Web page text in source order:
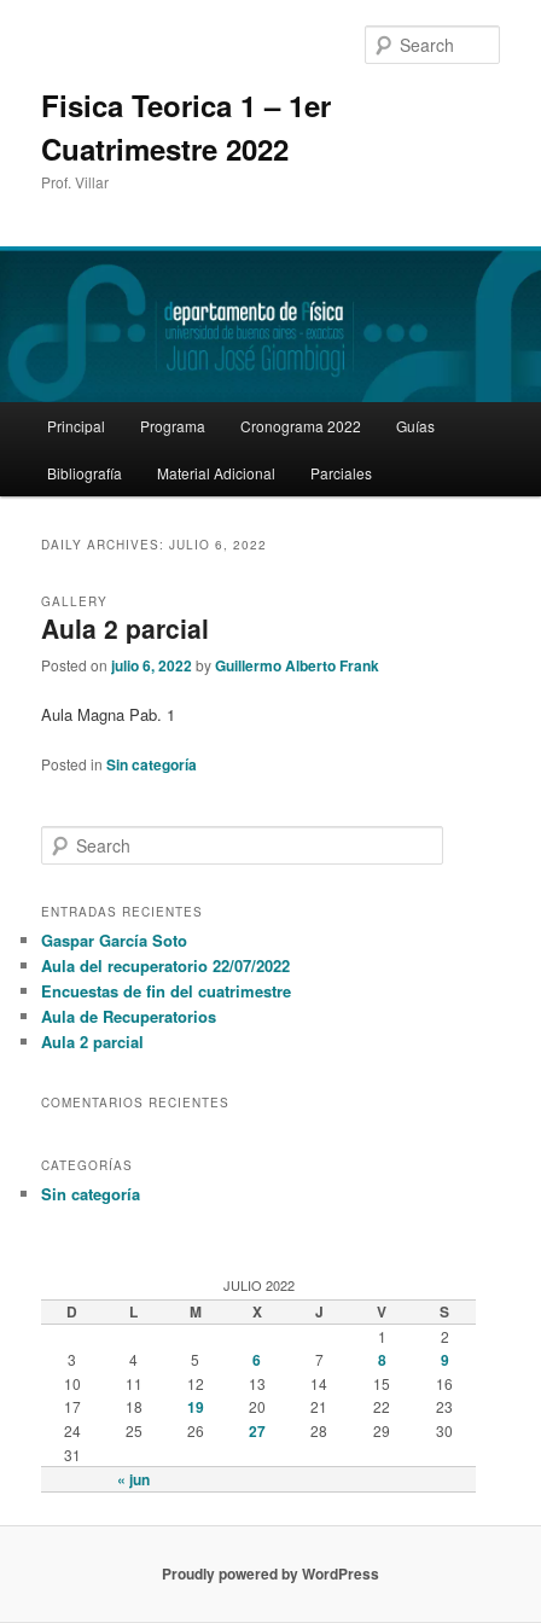
Fisica Teorica 1 – 1er
Cuatrimestre 2022
Prof. Villar
Skip
to
Skip
to
Principal Programa Cronograma 2022 Guías
Bibliografía Material Adicional Parciales
DAILY ARCHIVES:JULIO 6, 2022
Aula 2 parcial
GALLERY
Posted onjulio 6, 2022byGuillermo Alberto Frank
Aula Magna Pab. 1
Posted in Sin categoría
e
r
h
ENTRADAS RECIENTES
Gaspar García Soto
Aula del recuperatorio 22/07/2022
Encuestas de fin del cuatrimestre
Aula de Recuperatorios
Aula 2 parcial
COMENTARIOS RECIENTES
CATEGORÍAS
Sin categoría
JULIO 2022
D L M X J V S
« jun
1
2
3
4 5 6 7 8 9
10 11 12 13 14 15
16
17
18 19 20 21 22
23
24
25 26 27 28 29
30
31
Proudly powered by WordPress